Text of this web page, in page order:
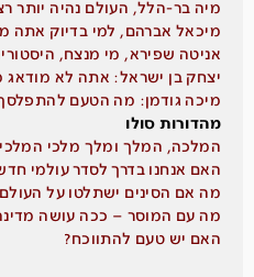
מיה בר-הלל, העולם נהיה יותר
מיכאל אברהם, למי בדיוק אתה
אניטה שפירא, מי מנצח,
יצחק בן ישראל: אתה לא מודאג
מיכה גודמן: מה הטעם
מהדורות סולו
המלכה, המלך ומלך מלכי
האם אנחנו בדרך לסדר עולמי
מה אם הסינים ישתלטו על
מה עם המוסר – ככה עושה
האם יש טעם להתווכח?